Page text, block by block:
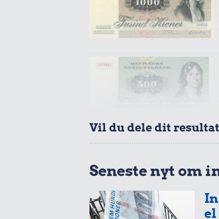
Vil du dele dit
Seneste nyt om